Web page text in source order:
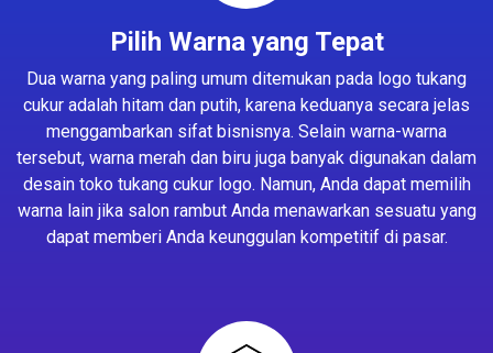
Pilih Warna yang Tepat
Dua warna yang paling umum ditemukan pada logo tukang
cukur adalah hitam dan putih, karena keduanya secara jelas
menggambarkan sifat bisnisnya. Selain warna-warna
tersebut, warna merah dan biru juga banyak digunakan dalam
desain toko tukang cukur logo. Namun, Anda dapat memilih
warna lain jika salon rambut Anda menawarkan sesuatu yang
dapat memberi Anda keunggulan kompetitif di pasar.